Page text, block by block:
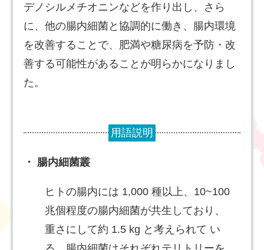
デノシルメチオニンなどを作り出し、さら
に、他の腸内細菌と協調的に働き、腸内環境
を改善することで、肥満や糖尿病を予防・改
善する可能性があることが明らかになりまし
た。
用語説明
・ 腸内細菌叢
ヒトの腸内には 1,000 種以上、10~100
兆個程度の腸内細菌が共生しており、
重さにして約 1.5 kg と考えられて い